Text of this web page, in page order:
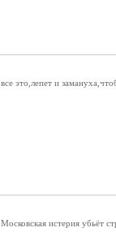
все это,лепет и
Московская истерия убьёт